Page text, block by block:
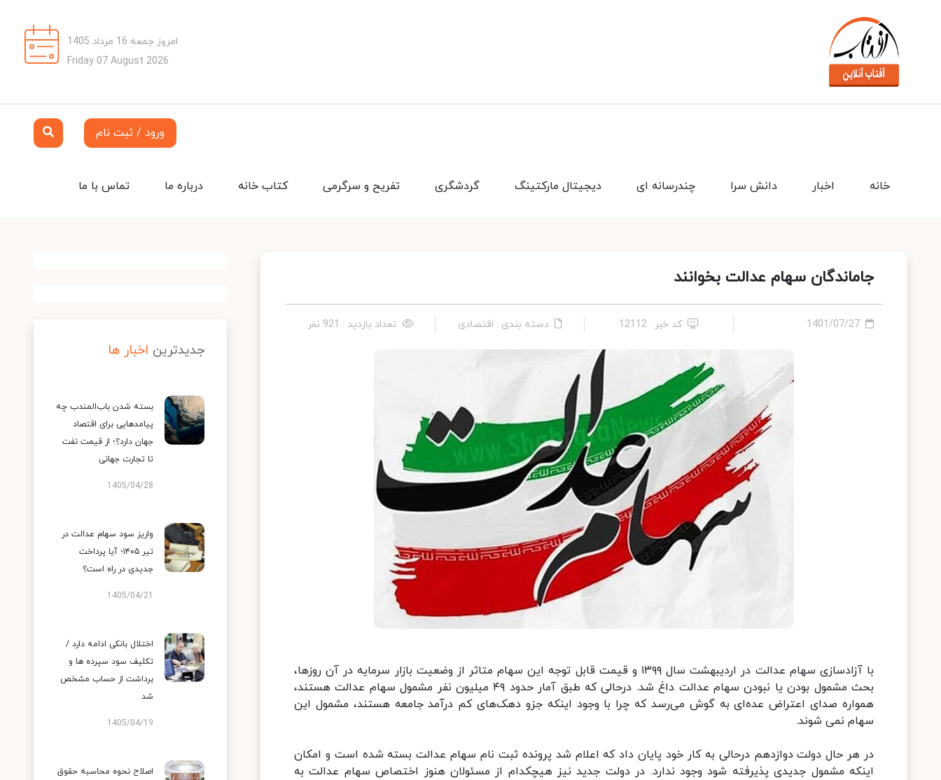
امروز جمعه 16 مرداد 1405
Friday 07 August 2026
ورود / ثبت نام
تماس با ما درباره ما کتاب خانه تفریح و سرگرمی گردشگری دیجیتال مارکتینگ چندرسانه ای دانش سرا اخبار خانه
جاماندگان سهام عدالت بخوانند
1401/07/27 کد خبر : 12112 دسته بندی : اقتصادی تعداد بازدید : 921 نفر
با آزادسازی سهام عدالت در اردیبهشت سال ۱۳۹۹ و قیمت قابل توجه این سهام متاثر از وضعیت بازار سرمایه در آن روزها،
بحث مشمول بودن یا نبودن سهام عدالت داغ شد. درحالی که طبق آمار حدود ۴۹ میلیون نفر مشمول سهام عدالت هستند،
همواره صدای اعتراض عده‌ای به گوش می‌رسد که چرا با وجود اینکه جزو دهک‌های کم درآمد جامعه هستند، مشمول این
سهام نمی شوند.
در هر حال دولت دوازدهم درحالی به کار خود پایان داد که اعلام شد پرونده ثبت نام سهام عدالت بسته شده است و امکان
اینکه مشمول جدیدی پذیرفته شود وجود ندارد. در دولت جدید نیز هیچکدام از مسئولان هنوز اختصاص سهام عدالت به
جدیدترین اخبار ها
بسته شدن باب‌المندب چه
پیامدهایی برای اقتصاد
جهان دارد؟؛ از قیمت نفت
تا تجارت جهانی
1405/04/28
واریز سود سهام عدالت در
تیر ۱۴۰۵؛ آیا پرداخت
جدیدی در راه است؟
1405/04/21
اختلال بانکی ادامه دارد /
تکلیف سود سپرده ها و
برداشت از حساب مشخص
شد
1405/04/19
اصلاح نحوه محاسبه حقوق